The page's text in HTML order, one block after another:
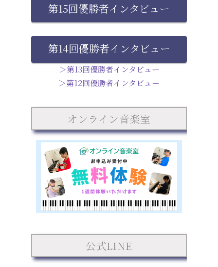
第15回優勝者インタビュー
第14回優勝者インタビュー
＞第13回優勝者インタビュー
＞第12回優勝者インタビュー
オンライン音楽室
公式LINE